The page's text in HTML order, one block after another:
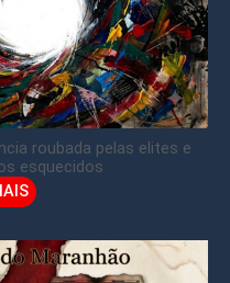
roubada pelas elites e
esquecidos